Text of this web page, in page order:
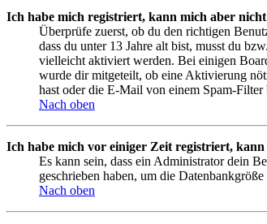
Ich habe mich registriert, kann mich aber
Überprüfe zuerst, ob du den richtigen
dass du unter 13 Jahre alt bist, musst du
vielleicht aktiviert werden. Bei einigen
wurde dir mitgeteilt, ob eine Aktivierung
hast oder die E-Mail von einem Spam-
Nach oben
Ich habe mich vor einiger Zeit registriert,
Es kann sein, dass ein Administrator dein
geschrieben haben, um die
Nach oben